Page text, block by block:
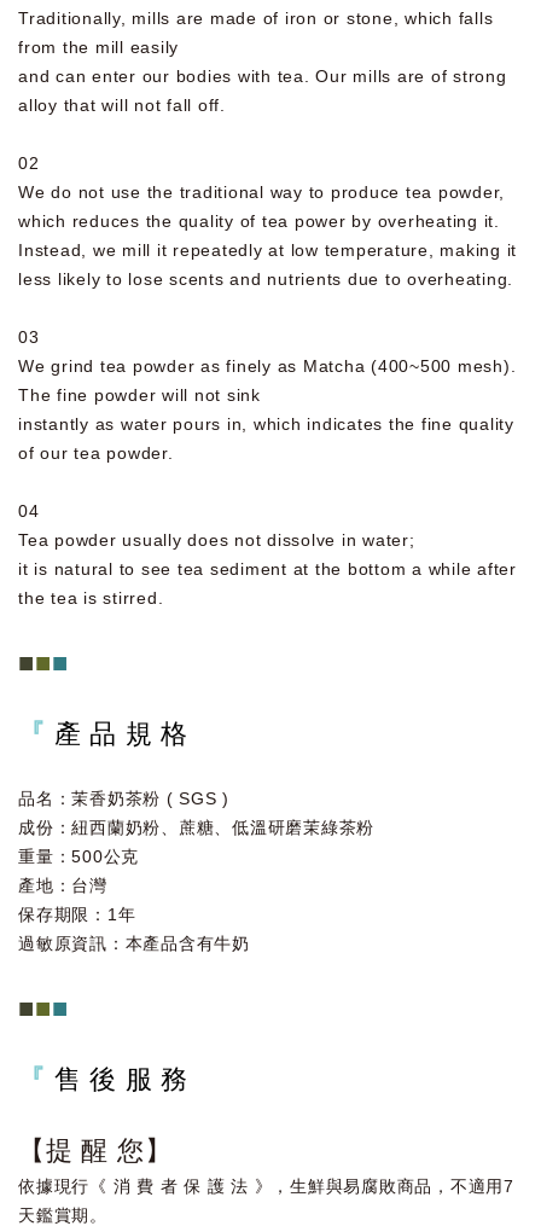
Traditionally, mills are made of iron or stone, which falls
from the mill easily
and can enter our bodies with tea. Our mills are of strong
alloy that will not fall off.
02
We do not use the traditional way to produce tea powder,
which reduces the quality of tea power by overheating it.
Instead, we mill it repeatedly at low temperature, making it
less likely to lose scents and nutrients due to overheating.
03
We grind tea powder as finely as Matcha (400~500 mesh).
The fine powder will not sink
instantly as water pours in, which indicates the fine quality
of our tea powder.
04
Tea powder usually does not dissolve in water;
it is natural to see tea sediment at the bottom a while after
the tea is stirred.
■■■
『 產 品 規 格
品名：茉香奶茶粉 ( SGS )
成份：紐西蘭奶粉、蔗糖、低溫研磨茉綠茶粉
重量：500公克
產地：台灣
保存期限：1年
過敏原資訊：本產品含有牛奶
■■■
『 售 後 服 務
【提 醒 您】
依據現行《 消 費 者 保 護 法 》，生鮮與易腐敗商品，不適用7
天鑑賞期。